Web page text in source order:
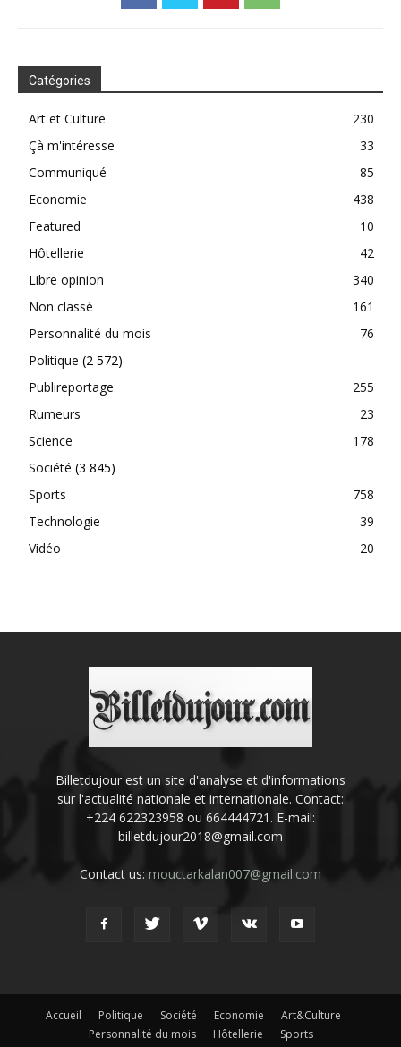
Catégories
Art et Culture
230
Çà m'intéresse
33
Communiqué
85
Economie
438
Featured
10
Hôtellerie
42
Libre opinion
340
Non classé
161
Personnalité du mois
76
Politique (2 572)
Publireportage
255
Rumeurs
23
Science
178
Société (3 845)
Sports
758
Technologie
39
Vidéo
20
Billetdujour est un site d'analyse et d'informations
sur l'actualité nationale et internationale. Contact:
+224 622323958 ou 664444721. E-mail:
billetdujour2018@gmail.com
Contact us: mouctarkalan007@gmail.com
Accueil Politique Société Economie
Art&Culture
Personnalité du mois
Hôtellerie Sports